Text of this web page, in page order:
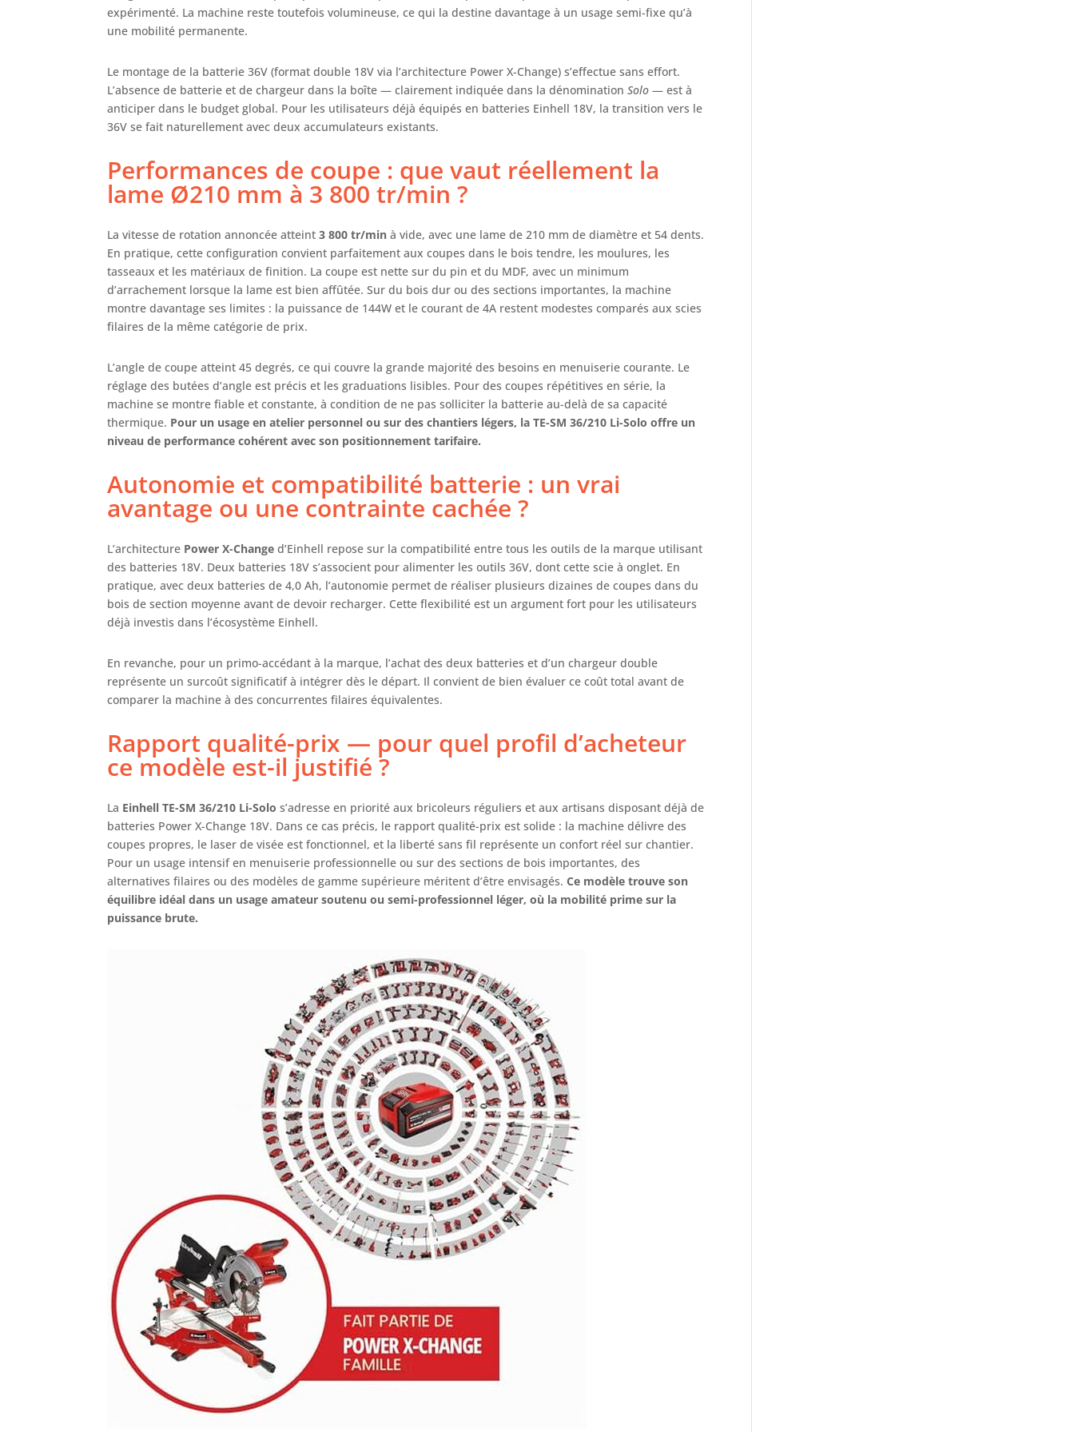
expérimenté. La machine reste toutefois volumineuse, ce qui la destine davantage à un usage semi-fixe qu’à
une mobilité permanente.
Le montage de la batterie 36V (format double 18V via l’architecture Power X-Change) s’effectue sans effort.
L’absence de batterie et de chargeur dans la boîte — clairement indiquée dans la dénominationSolo — est à
anticiper dans le budget global. Pour les utilisateurs déjà équipés en batteries Einhell 18V, la transition vers le
36V se fait naturellement avec deux accumulateurs existants.
Performances de coupe : que vaut réellement la
lame Ø210 mm à 3 800 tr/min ?
La vitesse de rotation annoncée atteint3 800 tr/min à vide, avec une lame de 210 mm de diamètre et 54 dents.
En pratique, cette configuration convient parfaitement aux coupes dans le bois tendre, les moulures, les
tasseaux et les matériaux de finition. La coupe est nette sur du pin et du MDF, avec un minimum
d’arrachement lorsque la lame est bien affûtée. Sur du bois dur ou des sections importantes, la machine
montre davantage ses limites : la puissance de 144W et le courant de 4A restent modestes comparés aux scies
filaires de la même catégorie de prix.
L’angle de coupe atteint 45 degrés, ce qui couvre la grande majorité des besoins en menuiserie courante. Le
réglage des butées d’angle est précis et les graduations lisibles. Pour des coupes répétitives en série, la
machine se montre fiable et constante, à condition de ne pas solliciter la batterie au-delà de sa capacité
thermique. Pour un usage en atelier personnel ou sur des chantiers légers, la TE-SM 36/210 Li-Solo offre un
niveau de performance cohérent avec son positionnement tarifaire.
Autonomie et compatibilité batterie : un vrai
avantage ou une contrainte cachée ?
L’architecture Power X-Change d’Einhell repose sur la compatibilité entre tous les outils de la marque utilisant
des batteries 18V. Deux batteries 18V s’associent pour alimenter les outils 36V, dont cette scie à onglet. En
pratique, avec deux batteries de 4,0 Ah, l’autonomie permet de réaliser plusieurs dizaines de coupes dans du
bois de section moyenne avant de devoir recharger. Cette flexibilité est un argument fort pour les utilisateurs
déjà investis dans l’écosystème Einhell.
En revanche, pour un primo-accédant à la marque, l’achat des deux batteries et d’un chargeur double
représente un surcoût significatif à intégrer dès le départ. Il convient de bien évaluer ce coût total avant de
comparer la machine à des concurrentes filaires équivalentes.
Rapport qualité-prix — pour quel profil d’acheteur
ce modèle est-il justifié ?
La Einhell TE-SM 36/210 Li-Solo s’adresse en priorité aux bricoleurs réguliers et aux artisans disposant déjà de
batteries Power X-Change 18V. Dans ce cas précis, le rapport qualité-prix est solide : la machine délivre des
coupes propres, le laser de visée est fonctionnel, et la liberté sans fil représente un confort réel sur chantier.
Pour un usage intensif en menuiserie professionnelle ou sur des sections de bois importantes, des
alternatives filaires ou des modèles de gamme supérieure méritent d’être envisagés.Ce modèle trouve son
équilibre idéal dans un usage amateur soutenu ou semi-professionnel léger, où la mobilité prime sur la
puissance brute.